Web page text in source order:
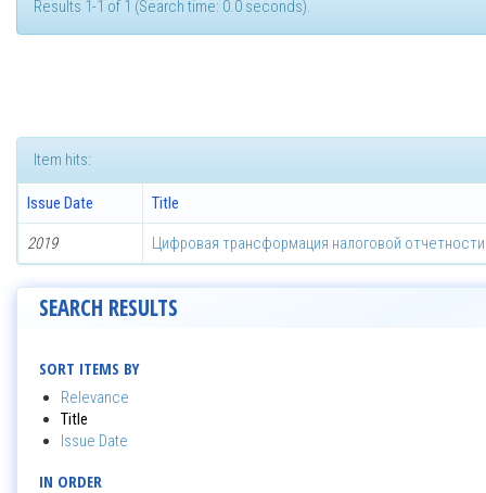
Results 1-1 of 1 (Search time: 0.0 seconds).
Item hits:
Issue Date Title
2019 Цифровая трансформация налоговой
SEARCH RESULTS
SORT ITEMS BY
Relevance
Title
Issue Date
IN ORDER